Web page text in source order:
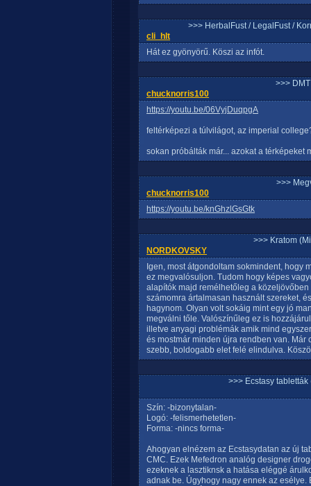
>>> HerbalFust / LegalFust /
cli_hlt
Hát ez gyönyörű. Köszi az infót.
>>>
chucknorris100
https://youtu.be/06VyjDuqpgA
feltérképezi a túlvilágot, az imperial
sokan próbálták már... azokat a térképeket
>>>
chucknorris100
https://youtu.be/knGhzlGsGtk
>>> Kratom
NORDKOVSKY
Igen, most átgondoltam sokmindent, hogy
ez megvalósuljon. Tudom hogy képes
alapítók majd remélhetőleg a
számomra ártalmasan használt szereket,
hagynom. Olyan volt sokáig mint egy jó
megválni tőle. Valószínűleg ez is
illetve anyagi problémák amik mind
és mostmár minden újra rendben van.
szebb, boldogabb elet felé elindulva.
>>> Ecstasy tabletták
Szín: -bizonytalan-
Logó: -felismerhetetlen-
Forma: -nincs forma-
Ahogyan elnézem az Ecstasydatan az új
CMC. Ezek Mefedron analóg designer
ezeknek a lasztiknsk a hatása eléggé
adnak be. Úgyhogy nagy ennek az